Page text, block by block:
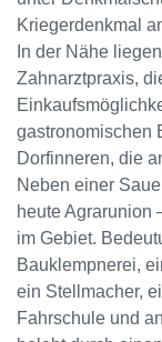
Kriegerdenkmal
In der Nähe
Zahnarztpraxis,
gastronomischen
Dorfinneren, die
Neben einer
heute Agrarunion
im Gebiet.
Bauklempnerei,
ein Stellmacher,
Fahrschule und